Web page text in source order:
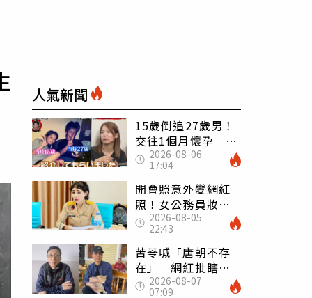
人氣新聞
15歲倒追27歲男！
交往1個月懷孕 36
歲當阿嬤故事曝光
2026-08-06
17:04
開會照意外變網紅
照！女公務員妝容
掀2千則留言 本人
怒嗆：化妝有錯嗎
2026-08-05
22:43
苦苓喊「唐朝不存
在」 網紅批瞎編
歷史：李白、杜甫
2026-08-07
07:09